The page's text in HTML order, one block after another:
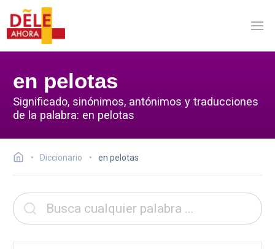
en pelotas
Significado, sinónimos, antónimos y traducciones
de la palabra: en pelotas
Diccionario en pelotas